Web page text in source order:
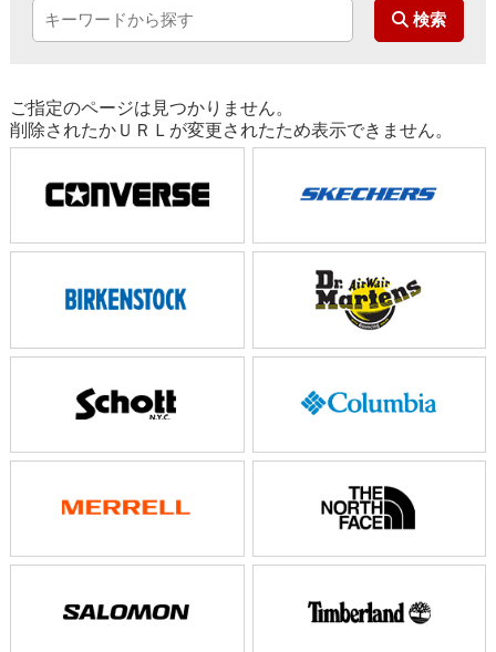
ご指定のページは見つかりません。
削除されたかＵＲＬが変更されたため表示できません。